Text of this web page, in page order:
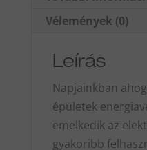
Vélemények (0)
Leírás
Napjainkban
épületek
emelkedik az
gyakoribb